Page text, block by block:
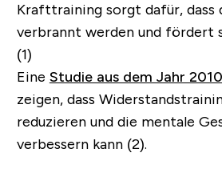
Krafttraining sorgt dafür, dass
verbrannt werden und fördert
(1)
Eine Studie aus dem Jahr 2010
zeigen, dass
reduzieren und die mentale
verbessern kann (2).